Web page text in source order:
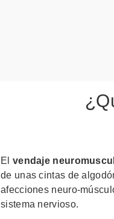
El vendaje
de unas cintas de
afecciones neuro-
sistema nervioso.